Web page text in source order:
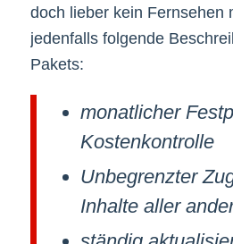
doch lieber kein Fernsehen
jedenfalls folgende
Pakets:
monatlicher
Kostenkontrolle
Unbegrenzter
Inhalte aller